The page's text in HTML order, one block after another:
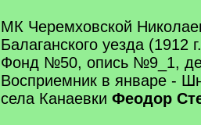
МК Черемховской
Балаганского уезда (1912
Фонд №50, опись №9_1,
Восприемник в январе -
села Канаевки Феодор